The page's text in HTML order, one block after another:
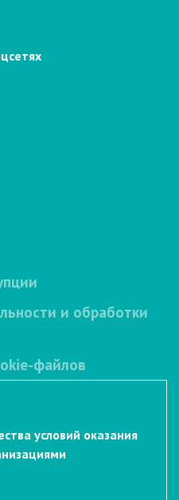
и обработки
файлов
условий оказания